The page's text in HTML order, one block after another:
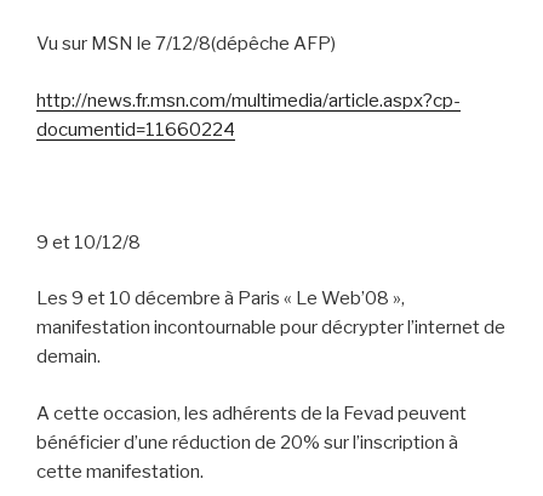
Vu sur MSN le 7/12/8(dépêche AFP)
http://news.fr.msn.com/multimedia/article.aspx?cp-
documentid=11660224
9 et 10/12/8
Les 9 et 10 décembre à Paris « Le Web’08 »,
manifestation incontournable pour décrypter l’internet de
demain.
A cette occasion, les adhérents de la Fevad peuvent
bénéficier d’une réduction de 20% sur l’inscription à
cette manifestation.